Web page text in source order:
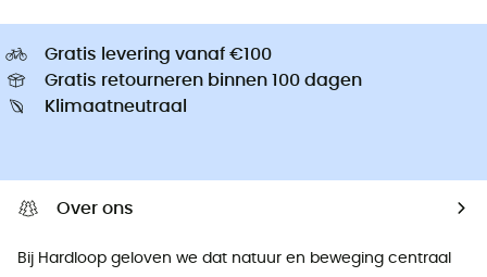
Gratis levering vanaf €100
Gratis retourneren binnen 100 dagen
Klimaatneutraal
Over ons
Bij Hardloop geloven we dat natuur en beweging centraal